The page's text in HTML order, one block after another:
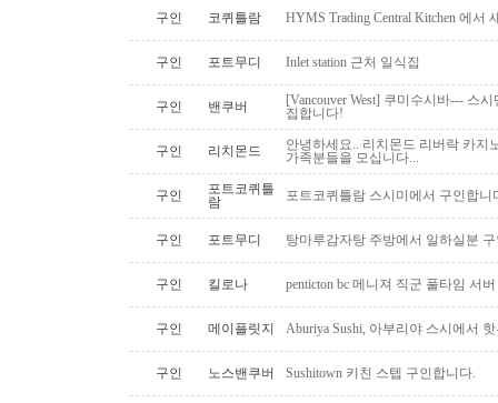
구인 코퀴틀람 HYMS Trading Central Kitchen 에
구인 포트무디 Inlet station 근처 일식집
구인 밴쿠버
[Vancouver West] 쿠미수시바--- 스
집합니다!
구인 리치몬드
안녕하세요.. 리치몬드 리버락 카지
가족분들을 모십니다...
구인
포트코퀴틀
람
포트코퀴틀람 스시미에서 구인합니
구인 포트무디 탕마루감자탕 주방에서 일하실분
구인 킬로나 penticton bc 메니져 직군 풀타임 서
구인 메이플릿지 Aburiya Sushi, 아부리야 스시에서
구인 노스밴쿠버 Sushitown 키친 스텝 구인합니다.